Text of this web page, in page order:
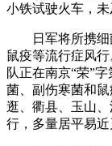
小铁试驶火车，未
日军将所携细
鼠疫等流行症风
队正在南京“荣”
菌、副伤寒菌和
逛、衢县、玉山
行，多量居平易近